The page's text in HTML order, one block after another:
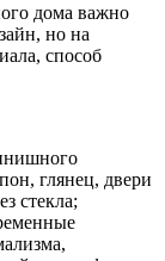
дома важно
но на
способ
глянец, двери
стекла;